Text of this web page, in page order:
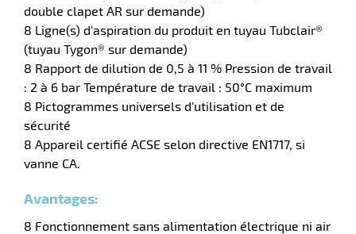
double clapet AR sur demande)
8 Ligne(s) d’aspiration du produit en tuyau Tubclair®
(tuyau Tygon® sur demande)
8 Rapport de dilution de 0,5 à 11 % Pression de travail
: 2 à 6 bar Température de travail : 50°C maximum
8 Pictogrammes universels d’utilisation et de
sécurité
8 Appareil certifié ACSE selon directive EN1717, si
vanne CA.
Avantages:
8 Fonctionnement sans alimentation électrique ni air